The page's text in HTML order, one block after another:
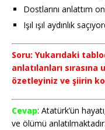
Dostlarını anlattım
Işıl ışıl aydınlık
Soru: Yukarıdaki
anlatılanları
özetleyiniz ve şiirin
Cevap: Atatürk’ün
ve ölümü anlatılmaktadır.